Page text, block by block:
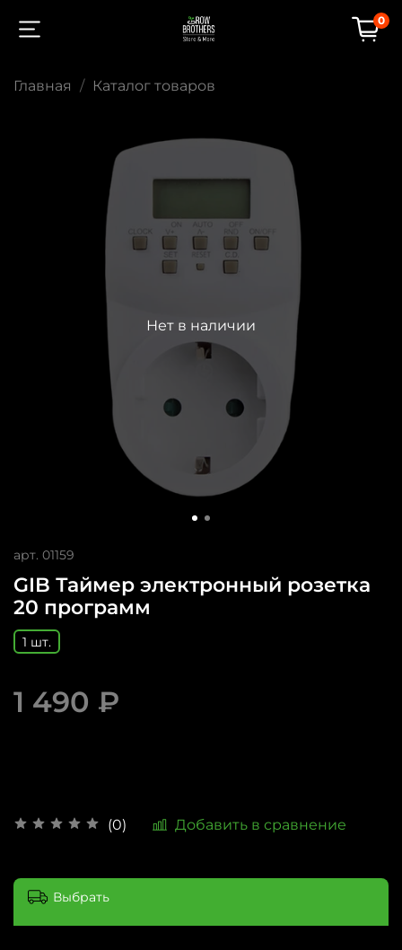
0
Главная Каталог товаров
Нет в наличии
арт. 01159
GIB Таймер электронный розетка
20 программ
(0) Добавить в сравнение
1 шт.
1 490 ₽
Выбрать